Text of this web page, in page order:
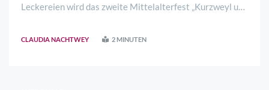
Leckereien wird das zweite Mittelalterfest „Kurzweyl und
als bei der Premiere 2025. Vom Rathaus bis zu ..
CLAUDIA NACHTWEY 2 MINUTEN